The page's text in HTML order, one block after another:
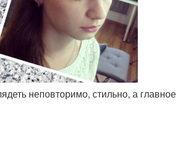
неповторимо, стильно, а главное